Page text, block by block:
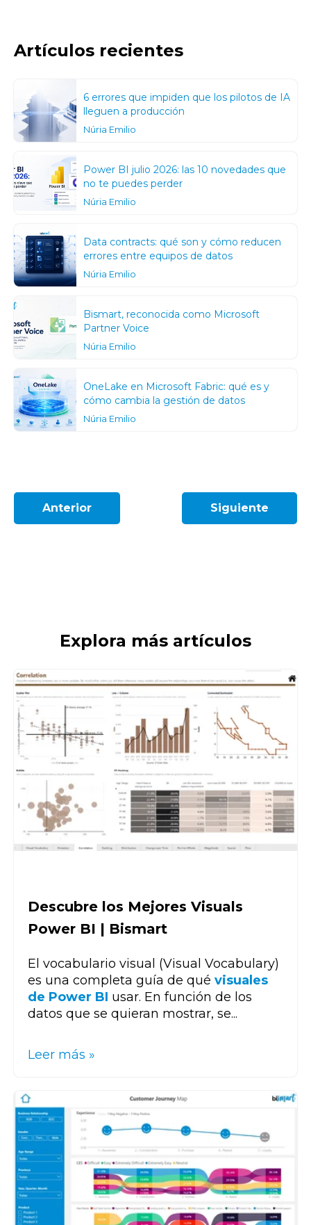
Artículos recientes
6 errores que impiden que los pilotos de IA
lleguen a producción
Núria Emilio
Power BI julio 2026: las 10 novedades que
no te puedes perder
Núria Emilio
Data contracts: qué son y cómo reducen
errores entre equipos de datos
Núria Emilio
Bismart, reconocida como Microsoft
Partner Voice
Núria Emilio
OneLake en Microsoft Fabric: qué es y
cómo cambia la gestión de datos
Núria Emilio
Anterior Siguiente
Explora más artículos
Descubre los Mejores Visuals
Power BI | Bismart
El vocabulario visual (Visual Vocabulary)
es una completa guía de qué visuales
de Power BI usar. En función de los
datos que se quieran mostrar, se...
Leer más »